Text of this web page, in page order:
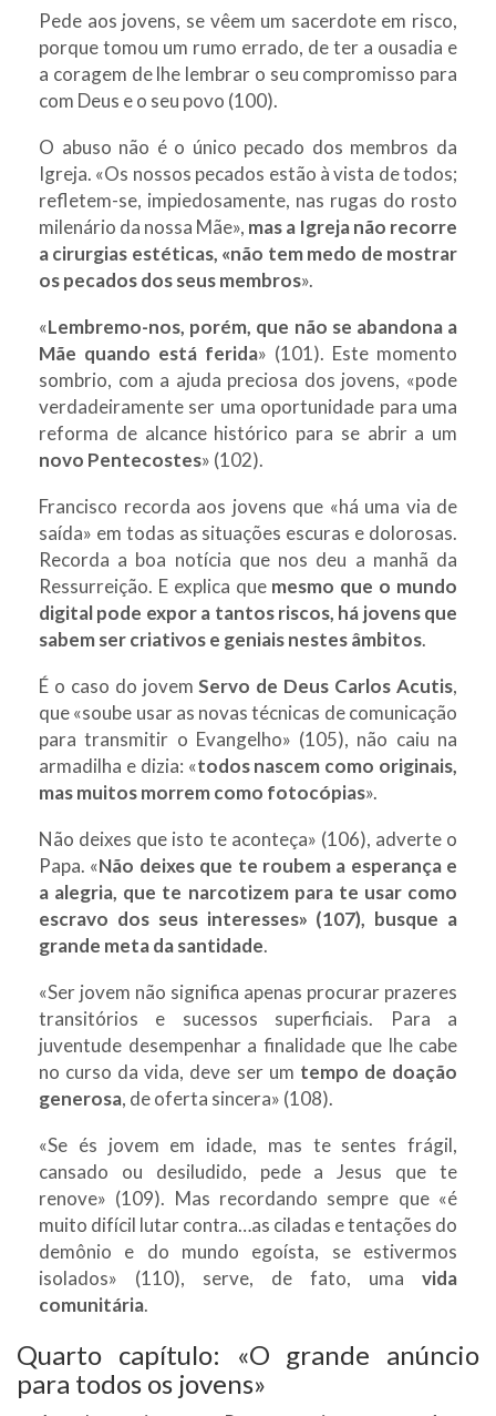
Pede aos jovens, se vêem um sacerdote em risco,
porque tomou um rumo errado, de ter a ousadia e
a coragem de lhe lembrar o seu compromisso para
com Deus e o seu povo (100).
O abuso não é o único pecado dos membros da
Igreja. «Os nossos pecados estão à vista de todos;
refletem-se, impiedosamente, nas rugas do rosto
milenário da nossa Mãe», mas a Igreja não recorre
a cirurgias estéticas, «não tem medo de mostrar
os pecados dos seus membros».
«Lembremo-nos, porém, que não se abandona a
Mãe quando está ferida» (101). Este momento
sombrio, com a ajuda preciosa dos jovens, «pode
verdadeiramente ser uma oportunidade para uma
reforma de alcance histórico para se abrir a um
novo Pentecostes» (102).
Francisco recorda aos jovens que «há uma via de
saída» em todas as situações escuras e dolorosas.
Recorda a boa notícia que nos deu a manhã da
Ressurreição. E explica que mesmo que o mundo
digital pode expor a tantos riscos, há jovens que
sabem ser criativos e geniais nestes âmbitos.
É o caso do jovemServo de Deus Carlos Acutis,
que «soube usar as novas técnicas de comunicação
para transmitir o Evangelho» (105), não caiu na
armadilha e dizia: «todos nascem como originais,
mas muitos morrem como fotocópias».
Não deixes que isto te aconteça» (106), adverte o
Papa. «Não deixes que te roubem a esperança e
a alegria, que te narcotizem para te usar como
escravo dos seus interesses» (107), busque a
grande meta da santidade.
«Ser jovem não significa apenas procurar prazeres
transitórios e sucessos superficiais. Para a
juventude desempenhar a finalidade que lhe cabe
no curso da vida, deve ser um tempo de doação
generosa, de oferta sincera» (108).
«Se és jovem em idade, mas te sentes frágil,
cansado ou desiludido, pede a Jesus que te
renove» (109). Mas recordando sempre que «é
muito difícil lutar contra…as ciladas e tentações do
demônio e do mundo egoísta, se estivermos
isolados» (110), serve, de fato, uma vida
comunitária.
Quarto capítulo: «O grande anúncio
para todos os jovens»